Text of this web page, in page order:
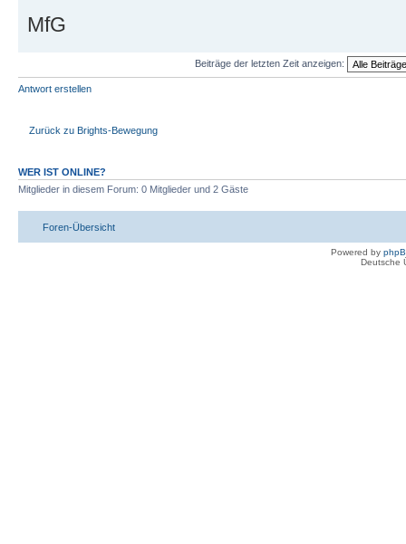
MfG
Beiträge der letzten Zeit anzeigen:
Antwort erstellen
Zurück zu Brights-Bewegung
WER IST ONLINE?
Mitglieder in diesem Forum: 0 Mitglieder und 2 Gäste
Foren-Übersicht
Powered by
Deutsche